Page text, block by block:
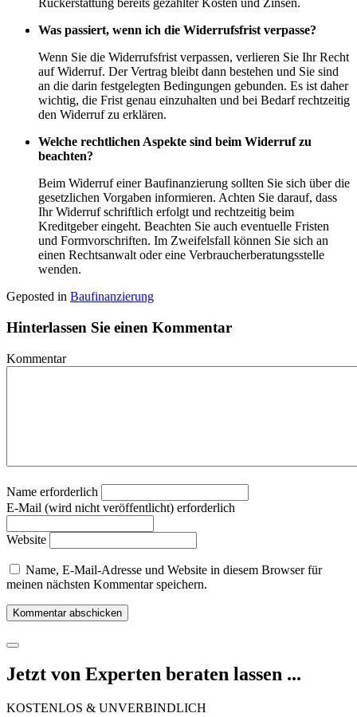
Rückerstattung bereits gezahlter Kosten und Zinsen.
Was passiert, wenn ich die Widerrufsfrist verpasse?
Wenn Sie die Widerrufsfrist verpassen, verlieren Sie Ihr Recht
auf Widerruf. Der Vertrag bleibt dann bestehen und Sie sind
an die darin festgelegten Bedingungen gebunden. Es ist daher
wichtig, die Frist genau einzuhalten und bei Bedarf rechtzeitig
den Widerruf zu erklären.
Welche rechtlichen Aspekte sind beim Widerruf zu
beachten?
Beim Widerruf einer Baufinanzierung sollten Sie sich über die
gesetzlichen Vorgaben informieren. Achten Sie darauf, dass
Ihr Widerruf schriftlich erfolgt und rechtzeitig beim
Kreditgeber eingeht. Beachten Sie auch eventuelle Fristen
und Formvorschriften. Im Zweifelsfall können Sie sich an
einen Rechtsanwalt oder eine Verbraucherberatungsstelle
wenden.
Geposted in Baufinanzierung
Hinterlassen Sie einen Kommentar
Kommentar
Name erforderlich
E-Mail (wird nicht veröffentlicht) erforderlich
Website
Name, E-Mail-Adresse und Website in diesem Browser für
meinen nächsten Kommentar speichern.
Jetzt von Experten beraten lassen ...
KOSTENLOS & UNVERBINDLICH